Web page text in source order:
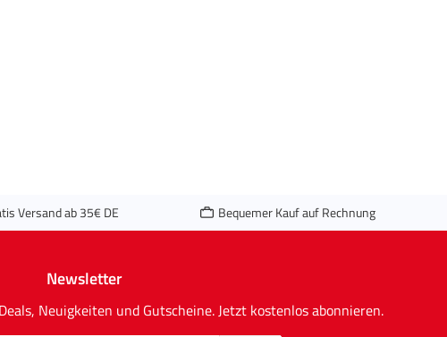
Versand ab 35€ DE Bequemer Kauf auf Rechnung
Newsletter
Neuigkeiten und Gutscheine. Jetzt kostenlos abonnieren.